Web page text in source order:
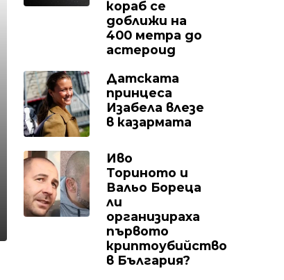
кораб се
доближи на
400 метра до
астероид
Датската
принцеса
Изабела влезе
в казармата
Иво
Ториното и
Вальо Бореца
ли
организираха
първото
криптоубийство
в България?